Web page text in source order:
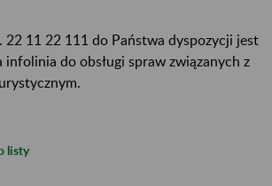
22 11 22 111 do Państwa dyspozycji jest
infolinia do obsługi spraw związanych z
listy